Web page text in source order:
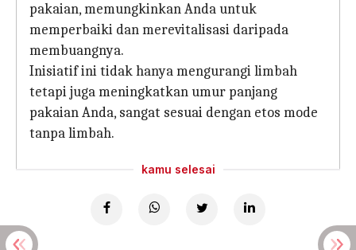
pakaian, memungkinkan Anda untuk
memperbaiki dan merevitalisasi daripada
membuangnya.
Inisiatif ini tidak hanya mengurangi limbah
tetapi juga meningkatkan umur panjang
pakaian Anda, sangat sesuai dengan etos mode
tanpa limbah.
kamu selesai